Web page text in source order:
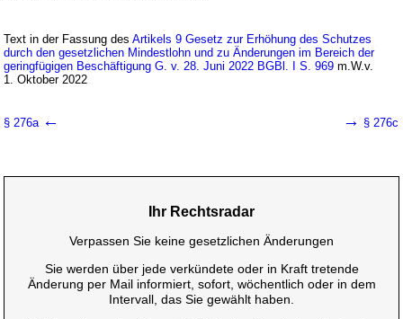
Text in der Fassung desArtikels 9 Gesetz zur Erhöhung des Schutzes
durch den gesetzlichen Mindestlohn und zu Änderungen im Bereich der
geringfügigen Beschäftigung G. v. 28. Juni 2022 BGBl. I S. 969 m.W.v.
1. Oktober 2022
§ 276a ← → § 276c
Ihr Rechtsradar
Verpassen Sie keine gesetzlichen Änderungen
Sie werden über jede verkündete oder in Kraft tretende
Änderung per Mail informiert, sofort, wöchentlich oder in dem
Intervall, das Sie gewählt haben.